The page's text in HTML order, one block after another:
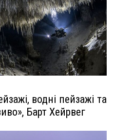
водні пейзажі та
Барт Хейрвег